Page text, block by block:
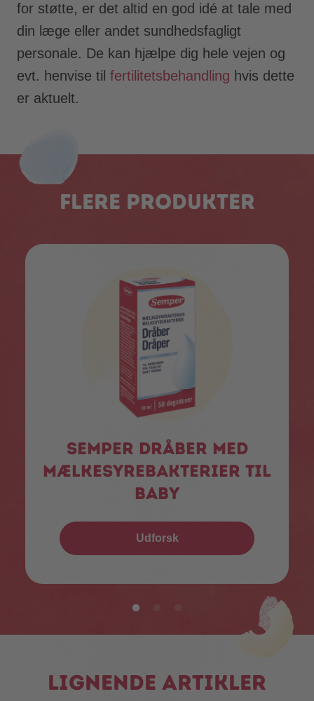
for støtte, er det altid en god idé at tale med
din læge eller andet sundhedsfagligt
personale. De kan hjælpe dig hele vejen og
evt. henvise til fertilitetsbehandling hvis dette
er aktuelt.
Flere produkter
Semper dråber med
mælkesyrebakterier til
baby
Udforsk
Lignende artikler